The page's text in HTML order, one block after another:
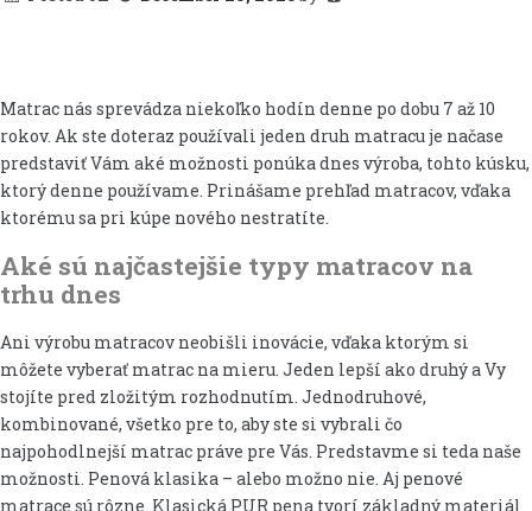
Matrac nás sprevádza niekoľko hodín denne po dobu 7 až 10
rokov. Ak ste doteraz používali jeden druh matracu je načase
predstaviť Vám aké možnosti ponúka dnes výroba, tohto kúsku,
ktorý denne používame. Prinášame prehľad matracov, vďaka
ktorému sa pri kúpe nového nestratíte.
Aké sú najčastejšie typy matracov na
trhu dnes
Ani výrobu matracov neobišli inovácie, vďaka ktorým si
môžete vyberať matrac na mieru. Jeden lepší ako druhý a Vy
stojíte pred zložitým rozhodnutím. Jednodruhové,
kombinované, všetko pre to, aby ste si vybrali čo
najpohodlnejší matrac práve pre Vás. Predstavme si teda naše
možnosti. Penová klasika – alebo možno nie. Aj penové
matrace sú rôzne. Klasická PUR pena tvorí základný materiál